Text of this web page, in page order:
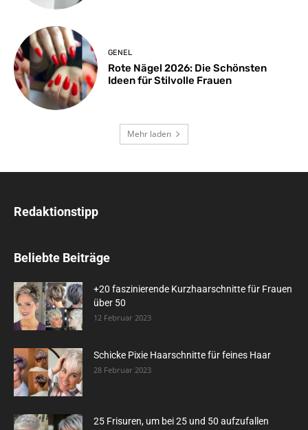
GENEL
Rote Nägel 2026: Die Schönsten
Ideen für Stilvolle Frauen
Mehr laden
Redaktionstipp
Beliebte Beiträge
+20 faszinierende Kurzhaarschnitte für Frauen
über 50
12 Februar 2023
Schicke Pixie Haarschnitte für feines Haar
28 Februar 2023
25 Frisuren, um bei 25 und 50 aufzufallen